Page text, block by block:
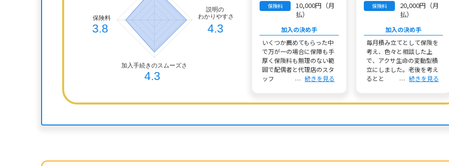
保険料
10,000円（月
払）
加入の決め手
いくつか薦めてもらった中
で万が一の場合に保障も手
厚く保険料も無理のない範
囲で配偶者と代理店のスタ
ッフ
続きを見る
保険料
20,000円（月
払）
加入の決め手
毎月積み立てとして保険を
考え、色々と相談した上
で、アクサ生命の変動型積
立にしました。老後を考え
るとと
続きを見る